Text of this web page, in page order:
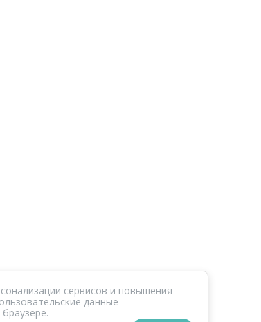
сервисов и повышения
данные